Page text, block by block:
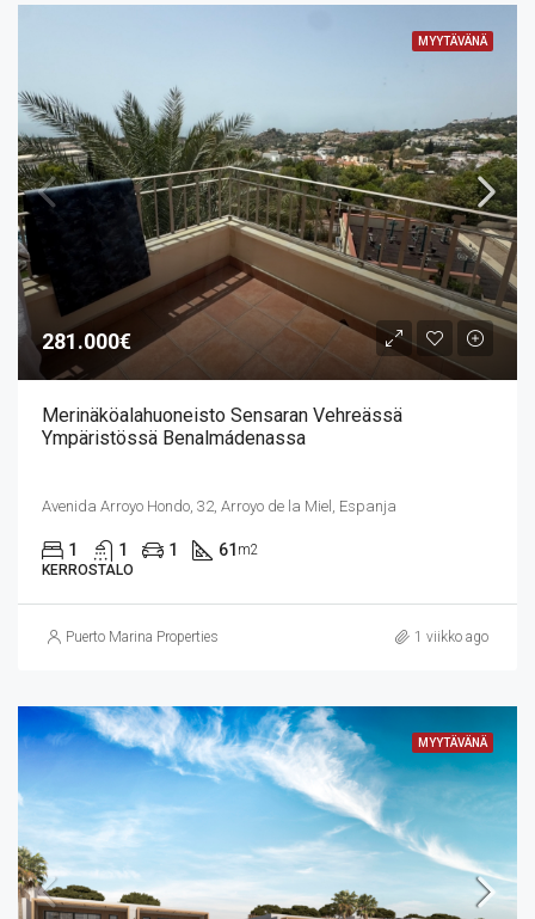
MYYTÄVÄNÄ
281.000€
Merinäköalahuoneisto Sensaran Vehreässä
Ympäristössä Benalmádenassa
Avenida Arroyo Hondo, 32, Arroyo de la Miel, Espanja
1 1 1 61 m2
KERROSTALO
Puerto Marina Properties 1 viikko ago
MYYTÄVÄNÄ